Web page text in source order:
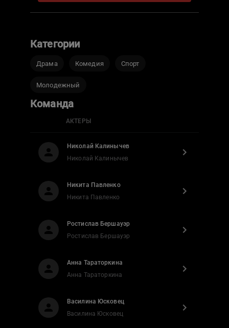
Категории
Драма Комедия Спорт
Молодежный
Команда
АКТЕРЫ
Николай Калинычев
Николай Калинычев
Никита Павленко
Никита Павленко
Ростислав Бершауэр
Ростислав Бершауэр
Анна Тараторкина
Анна Тараторкина
Василина Юсковец
Василина Юсковец